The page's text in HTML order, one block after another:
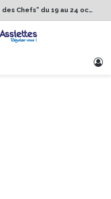
1er Édition de “La Semaine des Chefs” du 19 au 24 octobre 2026